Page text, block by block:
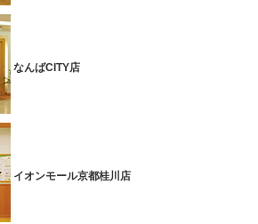
なんばCITY店
イオンモール京都桂川店